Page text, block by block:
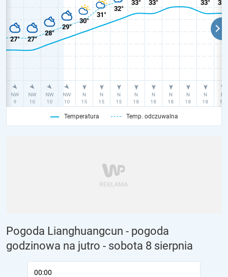
Temperatura Temp. odczuwalna
Pogoda Lianghuangcun - pogoda
godzinowa na jutro - sobota 8 sierpnia
00:00